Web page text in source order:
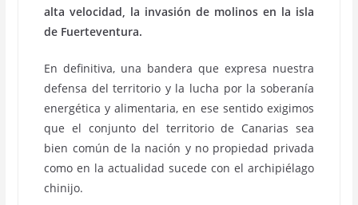
alta velocidad, la invasión de molinos en la isla
de Fuerteventura.
En definitiva, una bandera que expresa nuestra
defensa del territorio y la lucha por la soberanía
energética y alimentaria, en ese sentido exigimos
que el conjunto del territorio de Canarias sea
bien común de la nación y no propiedad privada
como en la actualidad sucede con el archipiélago
chinijo.